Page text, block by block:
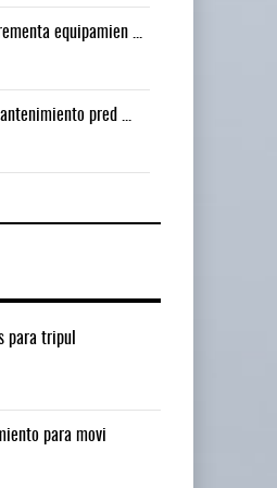
equipamien ...
pred ...
para tripul
para movi